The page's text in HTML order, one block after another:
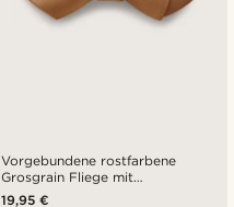
Vorgebundene rostfarbene
Grosgrain Fliege mit
Diamantspitze
19,95 €